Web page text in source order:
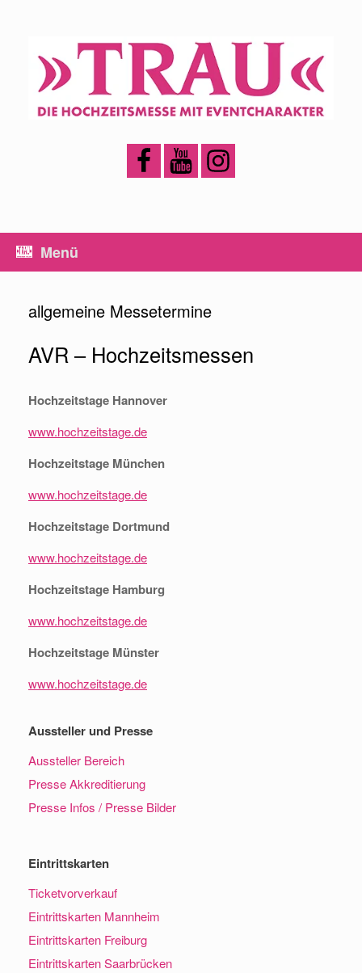
Menü
allgemeine Messetermine
AVR – Hochzeitsmessen
Hochzeitstage Hannover
www.hochzeitstage.de
Hochzeitstage München
www.hochzeitstage.de
Hochzeitstage Dortmund
www.hochzeitstage.de
Hochzeitstage Hamburg
www.hochzeitstage.de
Hochzeitstage Münster
www.hochzeitstage.de
Aussteller und Presse
Aussteller Bereich
Presse Akkreditierung
Presse Infos / Presse Bilder
Eintrittskarten
Ticketvorverkauf
Eintrittskarten Mannheim
Eintrittskarten Freiburg
Eintrittskarten Saarbrücken